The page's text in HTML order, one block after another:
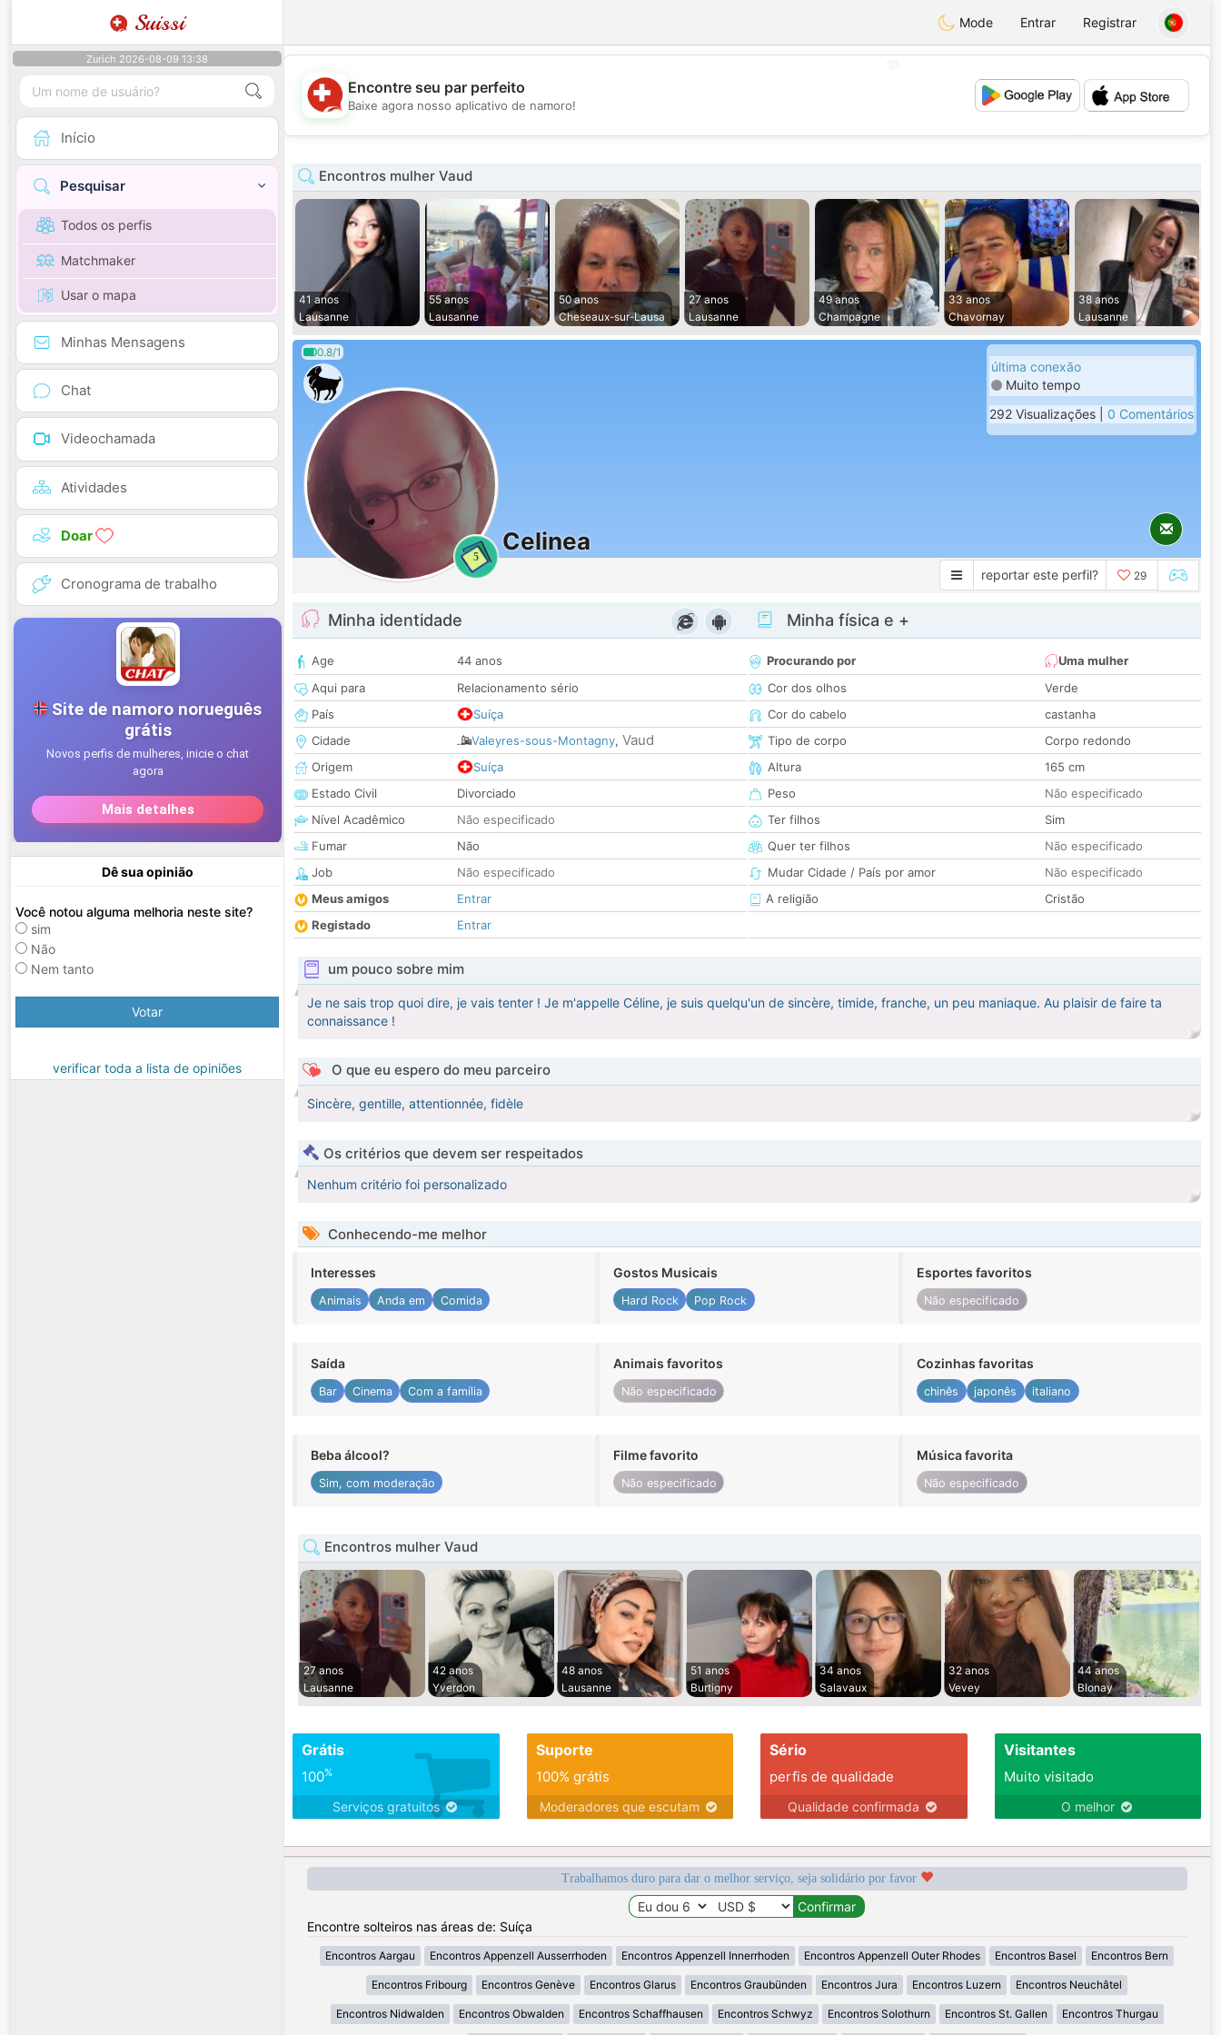
Suissi Mode Entrar Registrar
Zurich 2026-08-09 13:38
Início
Pesquisar
Todos os perfis
Matchmaker
Usar o mapa
Minhas Mensagens
Chat
Videochamada
Atividades
Doar
Cronograma de trabalho
Dê sua opinião
Você notou alguma melhoria neste site?
sim
Não
Nem tanto
Votar
verificar toda a lista de opiniões
💕
Encontre seu par perfeito
Baixe agora nosso aplicativo de namoro!
Encontros mulher Vaud
41 anos
Lausanne
55 anos
Lausanne
50 anos
Cheseaux-sur-Lausa
27 anos
Lausanne
49 anos
Champagne
33 anos
Chavornay
38 anos
Lausanne
0.8/1
5
Celinea
última conexão
Muito tempo
292 Visualizações | 0 Comentários
reportar este perfil? 29
Minha identidade
Age
44 anos
Aqui para
Relacionamento sério
País
Suíça
Cidade
Valeyres-sous-Montagny, Vaud
Origem
Suíça
Estado Civil
Divorciado
Nível Acadêmico
Não especificado
Fumar
Não
Job
Não especificado
Meus amigos
Entrar
Registado
Entrar
Minha física e +
Procurando por
Uma mulher
Cor dos olhos
Verde
Cor do cabelo
castanha
Tipo de corpo
Corpo redondo
Altura
165 cm
Peso
Não especificado
Ter filhos
Sim
Quer ter filhos
Não especificado
Mudar Cidade / País por amor
Não especificado
A religião
Cristão
um pouco sobre mim
Je ne sais trop quoi dire, je vais tenter ! Je m'appelle Céline, je suis quelqu'un de sincère, timide, franche, un peu maniaque. Au plaisir de faire ta
connaissance !
O que eu espero do meu parceiro
Sincère, gentille, attentionnée, fidèle
Os critérios que devem ser respeitados
Nenhum critério foi personalizado
Conhecendo-me melhor
Interesses
Animais Anda em Comida
Gostos Musicais
Hard Rock Pop Rock
Esportes favoritos
Não especificado
Saída
Bar Cinema Com a família
Animais favoritos
Não especificado
Cozinhas favoritas
chinês japonês italiano
Beba álcool?
Sim, com moderação
Filme favorito
Não especificado
Música favorita
Não especificado
Encontros mulher Vaud
27 anos
Lausanne
42 anos
Yverdon
48 anos
Lausanne
51 anos
Burtigny
34 anos
Salavaux
32 anos
Vevey
44 anos
Blonay
Grátis
100%
Serviços gratuitos
Suporte
100% grátis
Moderadores que escutam
Sério
perfis de qualidade
Qualidade confirmada
Visitantes
Muito visitado
O melhor
Trabalhamos duro para dar o melhor serviço, seja solidário por favor
Encontre solteiros nas áreas de: Suíça
Encontros Aargau Encontros Appenzell Ausserrhoden Encontros Appenzell Innerrhoden Encontros Appenzell Outer Rhodes Encontros Basel Encontros Bern
Encontros Fribourg Encontros Genève Encontros Glarus Encontros Graubünden Encontros Jura Encontros Luzern Encontros Neuchâtel
Encontros Nidwalden Encontros Obwalden Encontros Schaffhausen Encontros Schwyz Encontros Solothurn Encontros St. Gallen Encontros Thurgau